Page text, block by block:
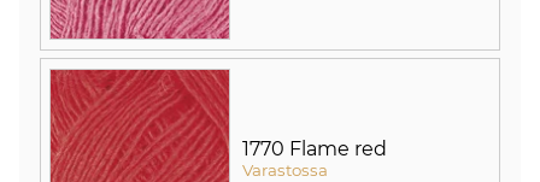
1770 Flame red
Varastossa